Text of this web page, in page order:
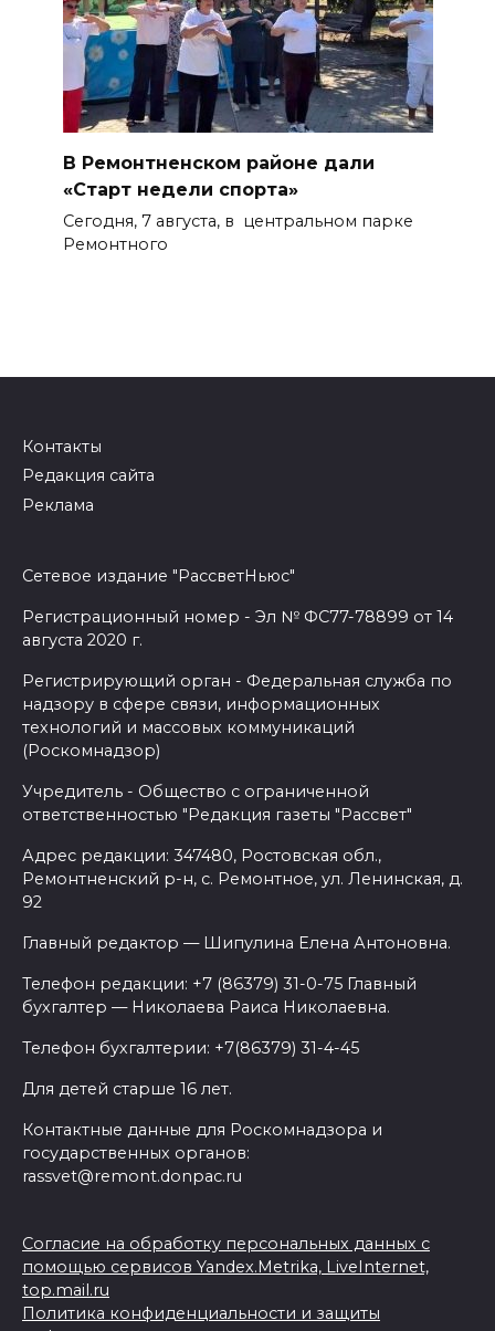
В Ремонтненском районе дали
«Старт недели спорта»
Сегодня, 7 августа, в центральном парке
Ремонтного
Контакты
Редакция сайта
Реклама
Сетевое издание "РассветНьюс"
Регистрационный номер - Эл № ФС77-78899 от 14
августа 2020 г.
Регистрирующий орган - Федеральная служба по
надзору в сфере связи, информационных
технологий и массовых коммуникаций
(Роскомнадзор)
Учредитель - Общество с ограниченной
ответственностью "Редакция газеты "Рассвет"
Адрес редакции: 347480, Ростовская обл.,
Ремонтненский р-н, с. Ремонтное, ул. Ленинская, д.
92
Главный редактор — Шипулина Елена Антоновна.
Телефон редакции: +7 (86379) 31-0-75 Главный
бухгалтер — Николаева Раиса Николаевна.
Телефон бухгалтерии: +7(86379) 31-4-45
Для детей старше 16 лет.
Контактные данные для Роскомнадзора и
государственных органов:
rassvet@remont.donpac.ru
Согласие на обработку персональных данных с
помощью сервисов Yandex.Metrika, LiveInternet,
top.mail.ru
Политика конфиденциальности и защиты